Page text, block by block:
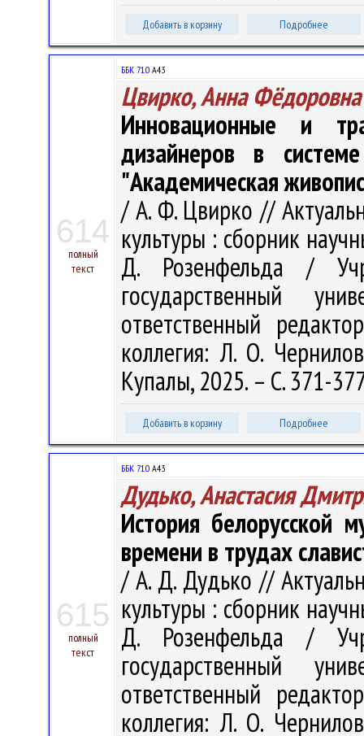
Добавить в корзину Подробнее
614
полный
текст
ББК 71.0 А43
Цвирко, Анна Фёдоровна
Инновационные и
дизайнеров в
"Академическая
/ А. Ф. Цвирко //
культуры : сборник
Д. Розенфельда /
государственный
ответственный
коллегия: Л. О.
Купалы, 2025. – С. 371-
Добавить в корзину Подробнее
615
полный
текст
ББК 71.0 А43
Дудько, Анастасия
История белорусской
времени в трудах
/ А. Д. Дудько //
культуры : сборник
Д. Розенфельда /
государственный
ответственный
коллегия: Л. О.